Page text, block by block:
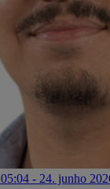
05:04 - 24. junho